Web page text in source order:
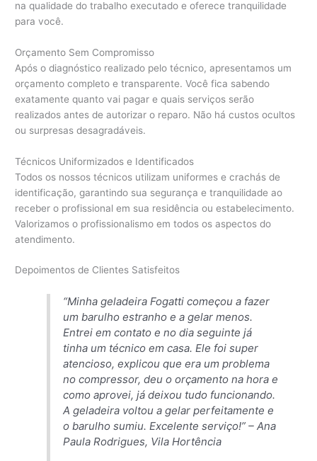
na qualidade do trabalho executado e oferece tranquilidade
para você.
Orçamento Sem Compromisso
Após o diagnóstico realizado pelo técnico, apresentamos um
orçamento completo e transparente. Você fica sabendo
exatamente quanto vai pagar e quais serviços serão
realizados antes de autorizar o reparo. Não há custos ocultos
ou surpresas desagradáveis.
Técnicos Uniformizados e Identificados
Todos os nossos técnicos utilizam uniformes e crachás de
identificação, garantindo sua segurança e tranquilidade ao
receber o profissional em sua residência ou estabelecimento.
Valorizamos o profissionalismo em todos os aspectos do
atendimento.
Depoimentos de Clientes Satisfeitos
“Minha geladeira Fogatti começou a fazer
um barulho estranho e a gelar menos.
Entrei em contato e no dia seguinte já
tinha um técnico em casa. Ele foi super
atencioso, explicou que era um problema
no compressor, deu o orçamento na hora e
como aprovei, já deixou tudo funcionando.
A geladeira voltou a gelar perfeitamente e
o barulho sumiu. Excelente serviço!” –Ana
Paula Rodrigues, Vila Hortência